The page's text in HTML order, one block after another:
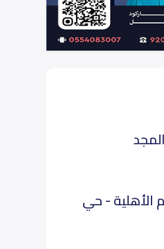
الأهلية - حي